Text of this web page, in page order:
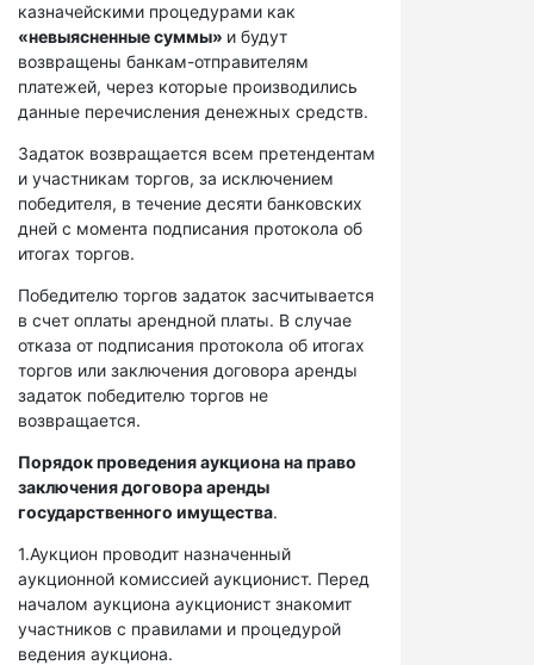
казначейскими процедурами как
«невыясненные суммы» и будут
возвращены банкам-отправителям
платежей, через которые производились
данные перечисления денежных средств.
Задаток возвращается всем претендентам
и участникам торгов, за исключением
победителя, в течение десяти банковских
дней с момента подписания протокола об
итогах торгов.
Победителю торгов задаток засчитывается
в счет оплаты арендной платы. В случае
отказа от подписания протокола об итогах
торгов или заключения договора аренды
задаток победителю торгов не
возвращается.
Порядок проведения аукциона на право
заключения договора аренды
государственного имущества.
1.Аукцион проводит назначенный
аукционной комиссией аукционист. Перед
началом аукциона аукционист знакомит
участников с правилами и процедурой
ведения аукциона.